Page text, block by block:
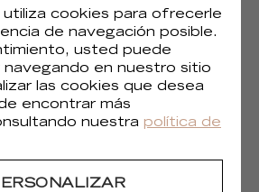
(1)
cookies para ofrecerle
de navegación posible.
usted puede
en nuestro sitio
las cookies que desea
encontrar más
nuestra política de